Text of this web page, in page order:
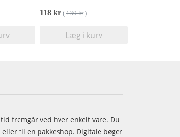
118 kr ( 130 kr)
Læg i kurv
fremgår ved hver enkelt vare. Du
til en pakkeshop. Digitale bøger